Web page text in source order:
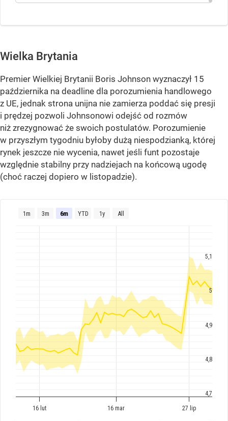
Wielka Brytania
Premier Wielkiej Brytanii Boris Johnson wyznaczył 15
października na deadline dla porozumienia handlowego
z UE, jednak strona unijna nie zamierza poddać się presji
i prędzej pozwoli Johnsonowi odejść od rozmów
niż zrezygnować że swoich postulatów. Porozumienie
w przyszłym tygodniu byłoby dużą niespodzianką, której
rynek jeszcze nie wycenia, nawet jeśli funt pozostaje
względnie stabilny przy nadziejach na końcową ugodę
(choć raczej dopiero w listopadzie).